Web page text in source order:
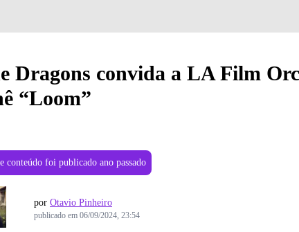
Dragons convida a LA Film
“Loom”
conteúdo foi publicado ano passado
por Otavio Pinheiro
publicado em 06/09/2024, 23:54